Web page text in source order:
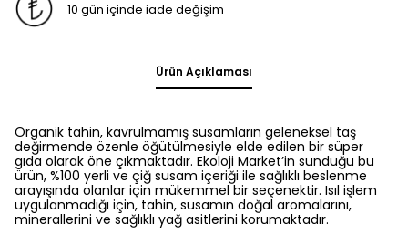
10 gün içinde iade değişim
Ürün Açıklaması
Organik tahin, kavrulmamış susamların geleneksel taş
değirmende özenle öğütülmesiyle elde edilen bir süper
gıda olarak öne çıkmaktadır. Ekoloji Market’in sunduğu bu
ürün, %100 yerli ve çiğ susam içeriği ile sağlıklı beslenme
arayışında olanlar için mükemmel bir seçenektir. Isıl işlem
uygulanmadığı için, tahin, susamın doğal aromalarını,
minerallerini ve sağlıklı yağ asitlerini korumaktadır.